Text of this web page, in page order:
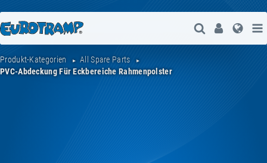
Suche
User
Produkt-Kategorien
All Spare Parts
PVC-Abdeckung Für Eckbereiche Rahmenpolster